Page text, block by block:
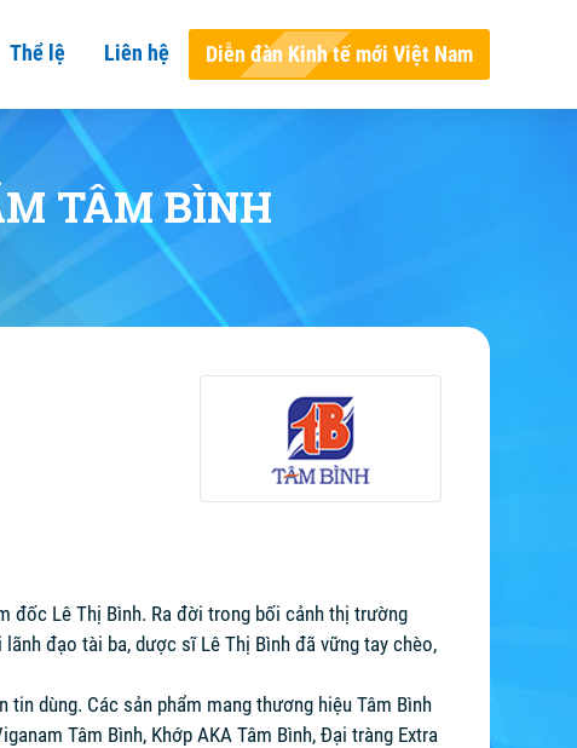
Thể lệ Liên hệ Diễn đàn Kinh tế mới Việt Nam
TÂM BÌNH
đốc Lê Thị Bình. Ra đời trong bối cảnh thị trường
đạo tài ba, dược sĩ Lê Thị Bình đã vững tay chèo,
dùng. Các sản phẩm mang thương hiệu Tâm Bình
Tâm Bình, Khớp AKA Tâm Bình, Đại tràng Extra